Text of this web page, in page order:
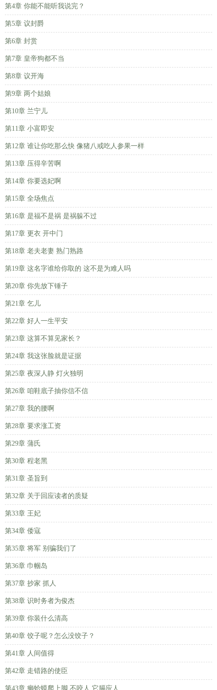
第4章 你能不能听我说完？
第5章 议封爵
第6章 封赏
第7章 皇帝狗都不当
第8章 议开海
第9章 两个姑娘
第10章 兰宁儿
第11章 小富即安
第12章 谁让你吃那么快 像猪八戒吃人参果一样
第13章 压得辛苦啊
第14章 你要选妃啊
第15章 全场焦点
第16章 是福不是祸 是祸躲不过
第17章 更衣 开中门
第18章 老夫老妻 熟门熟路
第19章 这名字谁给你取的 这不是为难人吗
第20章 你先放下锤子
第21章 乞儿
第22章 好人一生平安
第23章 这算不算见家长？
第24章 我这张脸就是证据
第25章 夜深人静 灯火独明
第26章 咱鞋底子抽你信不信
第27章 我的腰啊
第28章 要求涨工资
第29章 蒲氏
第30章 程老黑
第31章 圣旨到
第32章 关于回应读者的质疑
第33章 王妃
第34章 倭寇
第35章 将军 别骗我们了
第36章 巾帼岛
第37章 抄家 抓人
第38章 识时务者为俊杰
第39章 你装什么清高
第40章 饺子呢？怎么没饺子？
第41章 人间值得
第42章 走错路的使臣
第43章 癞蛤蟆爬上脚 不咬人 它膈应人